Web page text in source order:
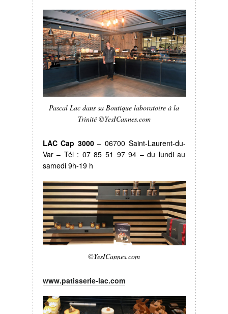
Pascal Lac dans sa Boutique laboratoire à la
Trinité ©YesICannes.com
LAC Cap 3000– 06700 Saint-Laurent-du-
Var – Tél : 07 85 51 97 94 – du lundi au
samedi 9h-19 h
©YesICannes.com
www.patisserie-lac.com